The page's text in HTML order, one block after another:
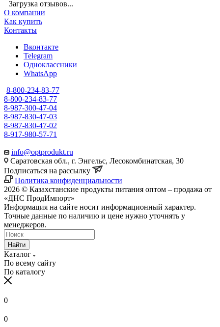
Загрузка отзывов...
О компании
Как купить
Контакты
Вконтакте
Telegram
Одноклассники
WhatsApp
8-800-234-83-77
8-800-234-83-77
8-987-300-47-04
8-987-830-47-03
8-987-830-47-02
8-917-980-57-71
info@optprodukt.ru
Саратовская обл., г. Энгельс, Лесокомбинатская, 30
Подписаться на рассылку
Политика конфиденциальности
2026 © Казахстанские продукты питания оптом – продажа от
«ДНС ПродИмпорт»
Информация на сайте носит информационный характер.
Точные данные по наличию и цене нужно уточнять у
менеджеров.
Найти
Каталог
По всему сайту
По каталогу
0
0